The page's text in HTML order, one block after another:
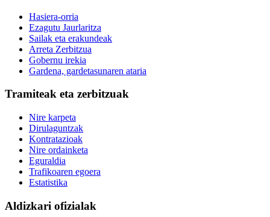
Hasiera-orria
Ezagutu Jaurlaritza
Sailak eta erakundeak
Arreta Zerbitzua
Gobernu irekia
Gardena, gardetasunaren ataria
Tramiteak eta zerbitzuak
Nire karpeta
Dirulaguntzak
Kontratazioak
Nire ordainketa
Eguraldia
Trafikoaren egoera
Estatistika
Aldizkari ofizialak